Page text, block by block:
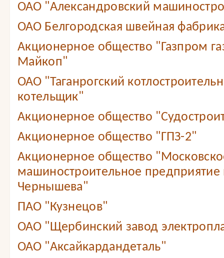
ОАО "Александровский
ОАО Белгородская швейная
Акционерное общество "Газпром
Майкоп"
ОАО "Таганрогский
котельщик"
Акционерное общество
Акционерное общество "ГПЗ-2"
Акционерное общество
машиностроительное
Чернышева"
ПАО "Кузнецов"
ОАО "Щербинский завод
ОАО "Аксайкардандеталь"